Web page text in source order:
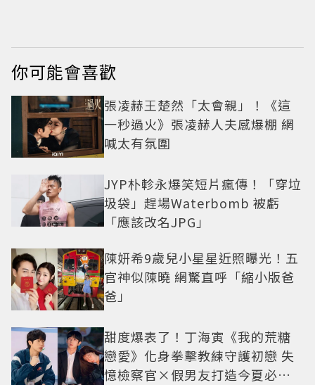
你可能會喜歡
張凌赫王楚然「太會親」！《這
一秒過火》張凌赫人夫感爆棚 網
喊太有氛圍
JYP朴軫永爆笑短片瘋傳！「穿垃
圾袋」趕場Waterbomb 被虧
「應該改名JPG」
陳妍希9歲兒小星星近照曝光！五
官神似陳曉 網驚直呼「縮小版爸
爸」
甜度爆表了！丁海寅《我的荒糖
戀愛》化身拳擊教練守護初戀 失
憶檢察官×假男友打造今夏必看